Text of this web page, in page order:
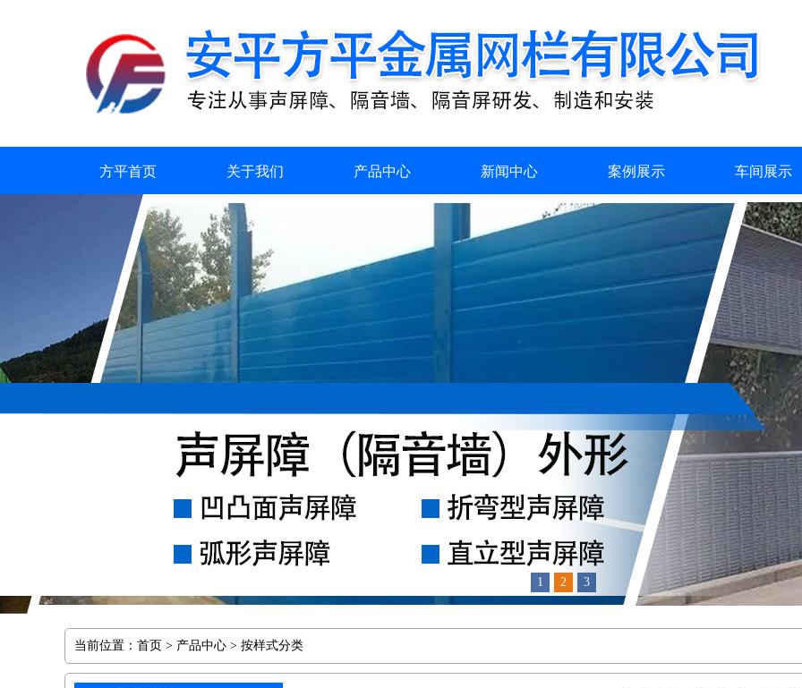
方平首页 关于我们 产品中心 新闻中心 案例展示 车间展示
荣誉资质 联系我们
1 2 3
当前位置： 首页 > 产品中心 > 按样式分类